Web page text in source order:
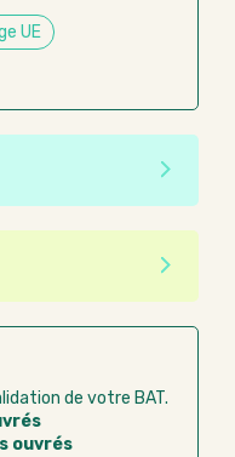
UE
fabriqué à partir de
Ces produits
seconde vie
du produit
conception.
vous pouvez
Act.
par carte
sur facture
de votre BAT.
ouvrés